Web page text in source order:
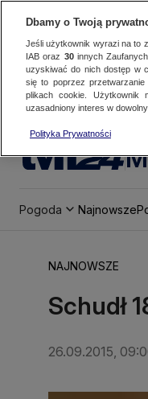
Pogoda Najnowsze
NAJNOWSZE
Schudł
26.09.2015,
Dbamy o Twoją
Jeśli użytkownik wyrazi na to
IAB oraz 30innych
uzyskiwać do nich dostęp w
się to poprzez
plikach cookie. Użytkownik
uzasadniony interes w
Polityka Prywatności